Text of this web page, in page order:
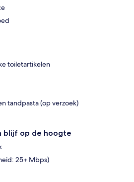
toiletartikelen
tandpasta (op verzoek)
blijf op de hoogte
25+ Mbps)